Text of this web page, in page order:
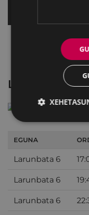
La sombra de
EGUNA
Larunbata 6
Larunbata 6
Larunbata 6